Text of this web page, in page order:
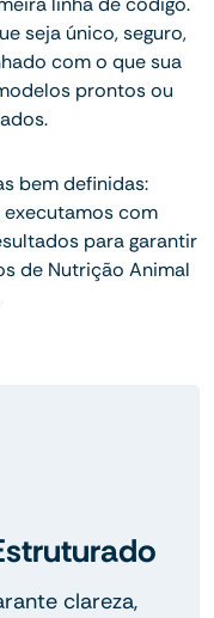
seja único, seguro,
com o que sua
prontos ou
bem definidas:
com
para garantir
de Nutrição Animal
clareza,